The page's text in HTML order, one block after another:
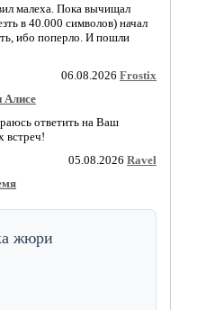
малеха. Пока вычищал
в 40.000 символов) начал
ибо поперло. И пошли
06.08.2026 Frostix
Алисе
ответить на Ваш
встреч!
05.08.2026 Ravel
жюри